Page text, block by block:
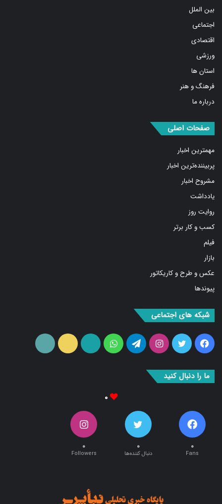
بین الملل
اجتماعی
اقتصادی
ورزشی
استان ها
فرهنگ و هنر
درباره ما
صفحات اصلی
مهمترین اخبار
پربیننده‌ترین اخبار
مشروح اخبار
یادداشت
روایت روز
کسب و کار برتر
فیلم
بازار
عکس و طرح و کاریکاتور
پیوندها
شبکه های اجتماعی
فیس
توییتر اینستاگرامتلگرام واتس
آپارات ایتا
ما را دنبال کنید
۰
۰
Fans
۰
دنبال کننده‌ها
۰
Followers